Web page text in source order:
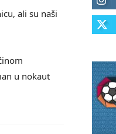
ali su naši
u nokaut